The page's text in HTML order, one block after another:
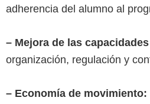
adherencia del alumno al
– Mejora de las
organización, regulación y
– Economía de movimiento: